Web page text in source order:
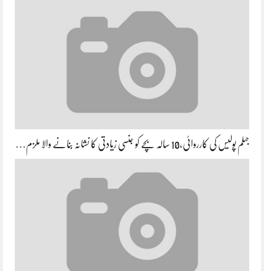
جہلم پولیس کی کارروائی،10 سالہ بچے کو جنسی زیادتی کا نشانہ بنانے والا ملزم…